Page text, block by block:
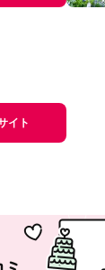
イト